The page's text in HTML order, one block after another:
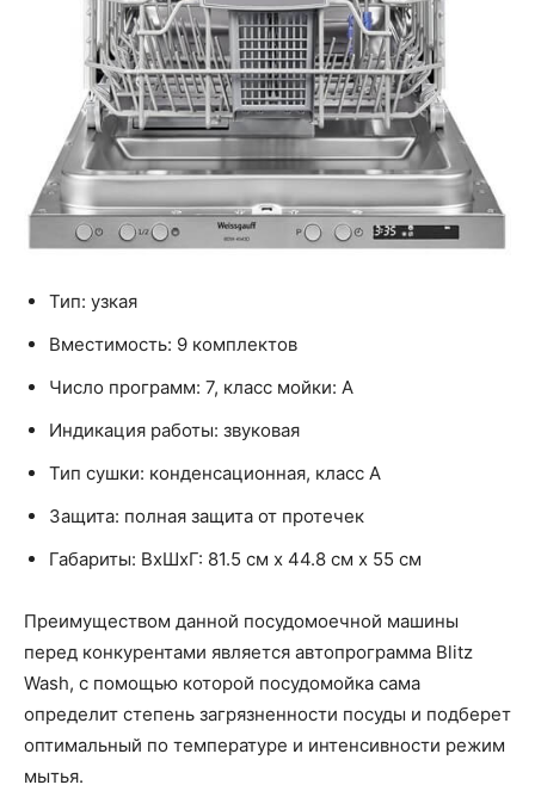
Тип: узкая
Вместимость: 9 комплектов
Число программ: 7, класс мойки: A
Индикация работы: звуковая
Тип сушки: конденсационная, класс A
Защита: полная защита от протечек
Габариты: ВхШхГ: 81.5 см х 44.8 см х 55 см
Преимуществом данной посудомоечной машины
перед конкурентами является автопрограмма Blitz
Wash, с помощью которой посудомойка сама
определит степень загрязненности посуды и подберет
оптимальный по температуре и интенсивности режим
мытья.